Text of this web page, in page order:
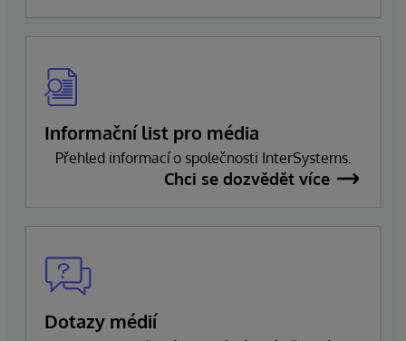
Informační list pro média
Přehled informací o společnosti InterSystems.
Chci se dozvědět více
Dotazy médií